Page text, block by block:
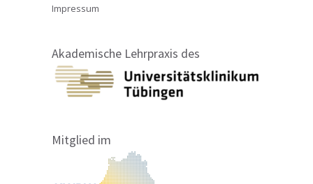
Impressum
Akademische Lehrpraxis des
Mitglied im